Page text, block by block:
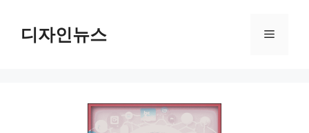
디자인뉴스 메